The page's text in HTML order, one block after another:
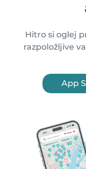
Hitro si oglej
razpoložljive
App